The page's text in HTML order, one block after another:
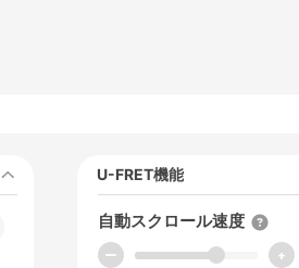
U-FRET機能
自動スクロール速度
ー +